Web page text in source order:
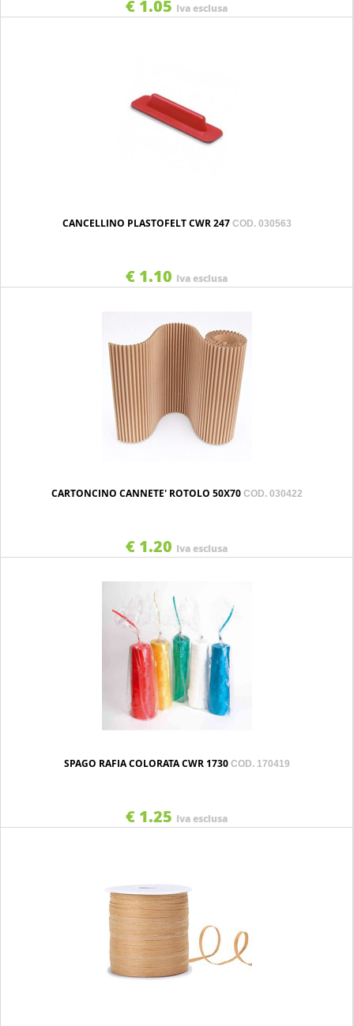
€ 1.05 Iva esclusa
CANCELLINO PLASTOFELT CWR 247 COD. 030563
€ 1.10 Iva esclusa
CARTONCINO CANNETE' ROTOLO 50X70 COD. 030422
€ 1.20 Iva esclusa
SPAGO RAFIA COLORATA CWR 1730 COD. 170419
€ 1.25 Iva esclusa